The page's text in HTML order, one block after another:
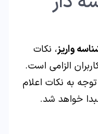
واریز، نکات
الزامی است.
به نکات اعلام
خواهد شد.